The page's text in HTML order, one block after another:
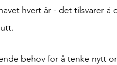
hvert år - det tilsvarer å
behov for å tenke nytt